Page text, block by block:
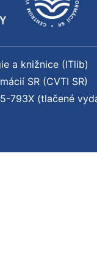
a knižnice (ITlib)
SR (CVTI SR)
793X (tlačené